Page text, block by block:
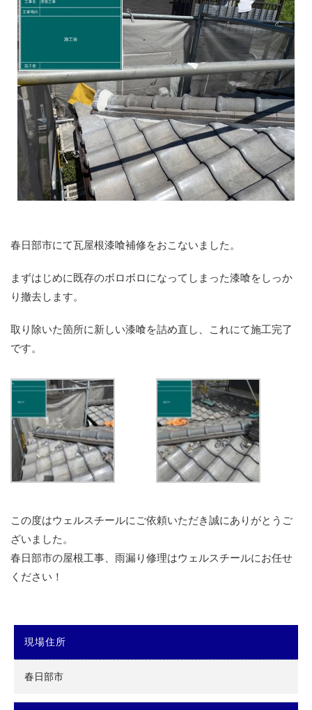
春日部市にて瓦屋根漆喰補修をおこないました。
まずはじめに既存のボロボロになってしまった漆喰をしっか
り撤去します。
取り除いた箇所に新しい漆喰を詰め直し、これにて施工完了
です。
この度はウェルスチールにご依頼いただき誠にありがとうご
ざいました。
春日部市の屋根工事、雨漏り修理はウェルスチールにお任せ
ください！
現場住所
春日部市